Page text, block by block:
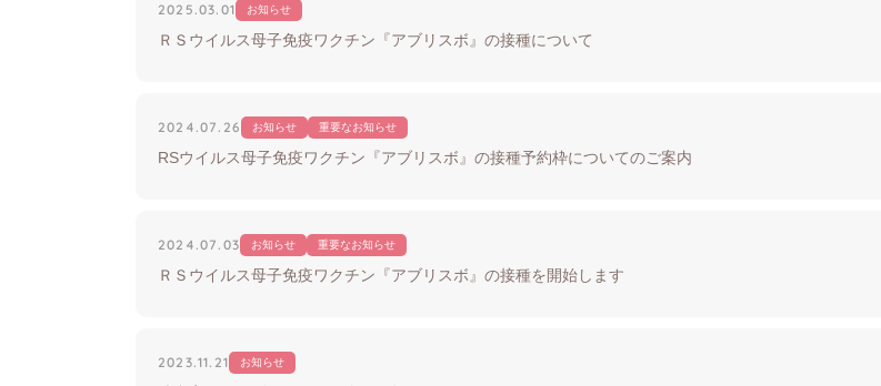
2025.03.01 お知らせ
ＲＳウイルス母子免疫ワクチン『アブリスボ』の接種について
2024.07.26 お知らせ 重要なお知らせ
RSウイルス母子免疫ワクチン『アブリスボ』の接種予約枠についてのご案内
2024.07.03 お知らせ 重要なお知らせ
ＲＳウイルス母子免疫ワクチン『アブリスボ』の接種を開始します
2023.11.21 お知らせ